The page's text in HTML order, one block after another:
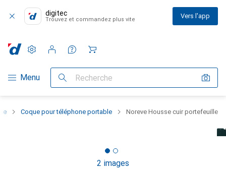
digitec
Trouvez et commandez plus vite Vers l'app
Navigation par catégorie
Menu Recherche
Paramètres
Compte client
Listes de comparaison
Listes d'envies
Panier
Coque pour téléphone portable Noreve Housse cuir portefeuille
2 images